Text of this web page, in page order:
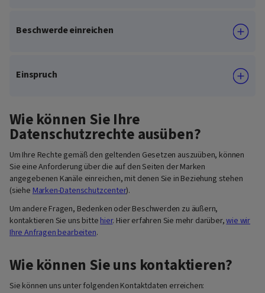
Beschwerde einreichen
Einspruch
Wie können Sie Ihre
Datenschutzrechte ausüben?
Um Ihre Rechte gemäß den geltenden Gesetzen auszuüben, können
Sie eine Anforderung über die auf den Seiten der Marken
angegebenen Kanäle einreichen, mit denen Sie in Beziehung stehen
(sieheMarken-Datenschutzcenter).
Um andere Fragen, Bedenken oder Beschwerden zu äußern,
kontaktieren Sie uns bitte hier. Hier erfahren Sie mehr darüber,wie wir
Ihre Anfragen bearbeiten.
Wie können Sie uns kontaktieren?
Sie können uns unter folgenden Kontaktdaten erreichen: